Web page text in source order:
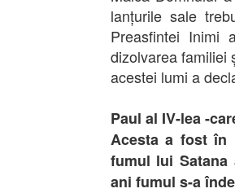
lanțurile sale
Preasfintei Inimi
dizolvarea familiei
acestei lumi a
Paul al IV-lea -
Acesta a fost în
fumul lui
ani fumul s-a